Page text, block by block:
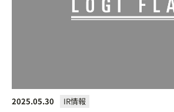
2025.05.30 IR情報